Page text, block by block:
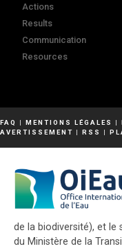
Actions
Results
Communication
Resources
FAQ | MENTIONS LÉGALES |
AVERTISSEMENT | RSS |
de la biodiversité), et le
du Ministère de la